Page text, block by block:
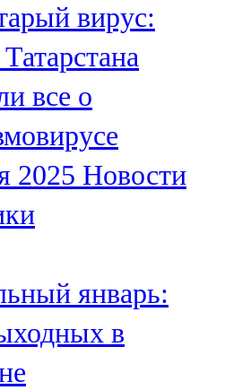
вирус:
все о
2025 Новости
январь:
в